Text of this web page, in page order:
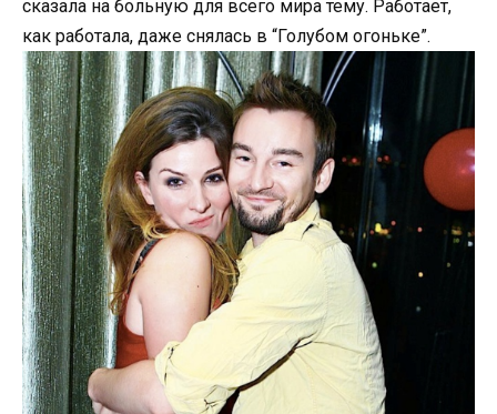
сказала на больную для всего мира тему. Работает,
как работала, даже снялась в “Голубом огоньке”.